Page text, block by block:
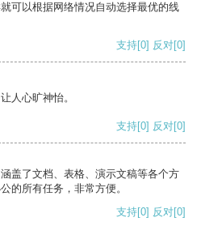
可以根据网络情况自动选择最优的线
支持[0] 反对[0]
人心旷神怡。
支持[0] 反对[0]
盖了文档、表格、演示文稿等各个方
的所有任务，非常方便。
支持[0] 反对[0]